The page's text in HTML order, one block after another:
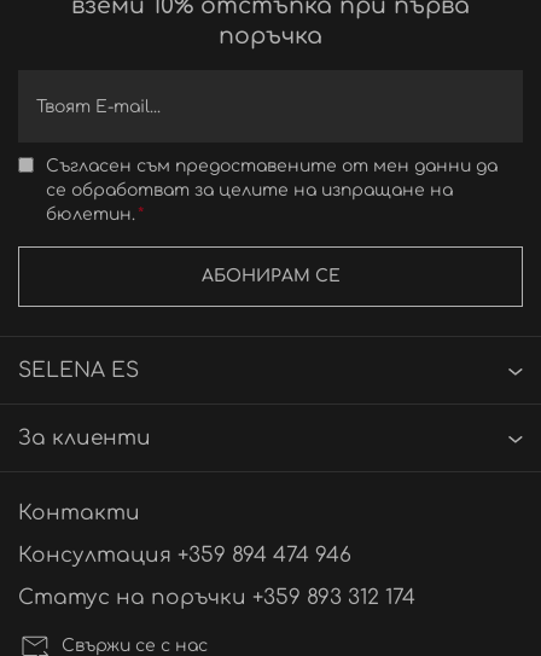
вземи 10% отстъпка при първа
поръчка
Съгласен съм предоставените от мен данни да
се обработват за целите на изпращане на
бюлетин.
АБОНИРАМ СЕ
SELENA ES
За клиенти
Контакти
Консултация +359 894 474 946
Статус на поръчки +359 893 312 174
Свържи се с нас